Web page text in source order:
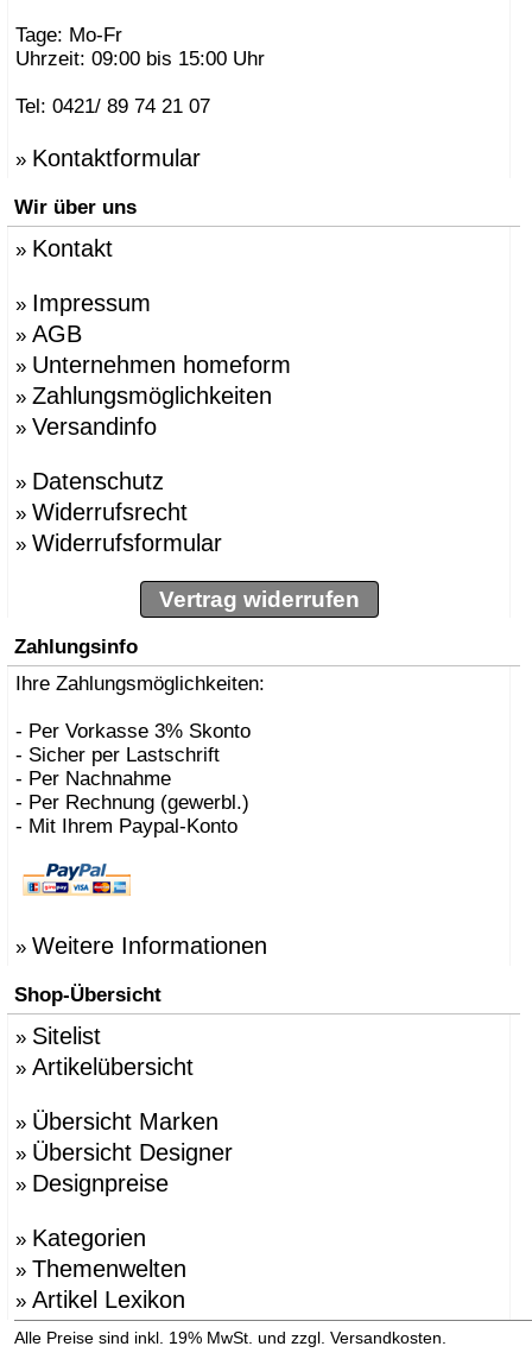
Tage: Mo-Fr
Uhrzeit: 09:00 bis 15:00 Uhr
Tel: 0421/ 89 74 21 07
» Kontaktformular
Wir über uns
» Kontakt
» Impressum
» AGB
» Unternehmen homeform
» Zahlungsmöglichkeiten
» Versandinfo
» Datenschutz
» Widerrufsrecht
» Widerrufsformular
Vertrag widerrufen
Zahlungsinfo
Ihre Zahlungsmöglichkeiten:
- Per Vorkasse 3% Skonto
- Sicher per Lastschrift
- Per Nachnahme
- Per Rechnung (gewerbl.)
- Mit Ihrem Paypal-Konto
» Weitere Informationen
Shop-Übersicht
» Sitelist
» Artikelübersicht
» Übersicht Marken
» Übersicht Designer
» Designpreise
» Kategorien
» Themenwelten
» Artikel Lexikon
Alle Preise sind inkl. 19% MwSt. und zzgl. Versandkosten.